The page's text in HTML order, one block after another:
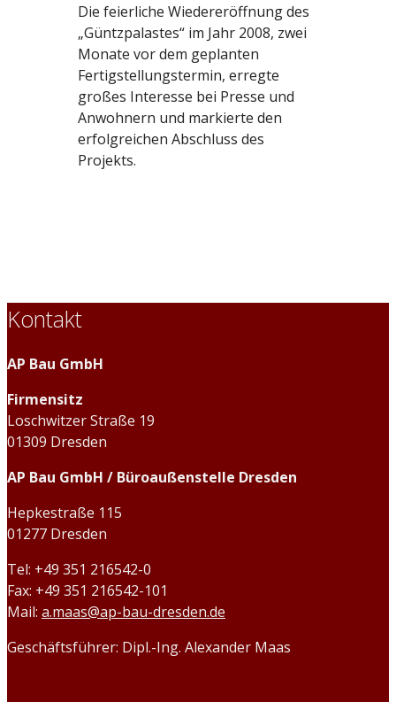
Die feierliche Wiedereröffnung des
„Güntzpalastes“ im Jahr 2008, zwei
Monate vor dem geplanten
Fertigstellungstermin, erregte
großes Interesse bei Presse und
Anwohnern und markierte den
erfolgreichen Abschluss des
Projekts.
Kontakt
AP Bau GmbH
Firmensitz
Loschwitzer Straße 19
01309 Dresden
AP Bau GmbH / Büroaußenstelle Dresden
Hepkestraße 115
01277 Dresden
Tel: +49 351 216542-0
Fax: +49 351 216542-101
Mail: a.maas@ap-bau-dresden.de
Geschäftsführer: Dipl.-Ing. Alexander Maas